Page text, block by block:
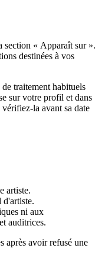
section « Apparaît sur ».
destinées à vos
traitement habituels
sur votre profil et dans
la avant sa date
artiste.
d'artiste.
ni aux
auditrices.
après avoir refusé une